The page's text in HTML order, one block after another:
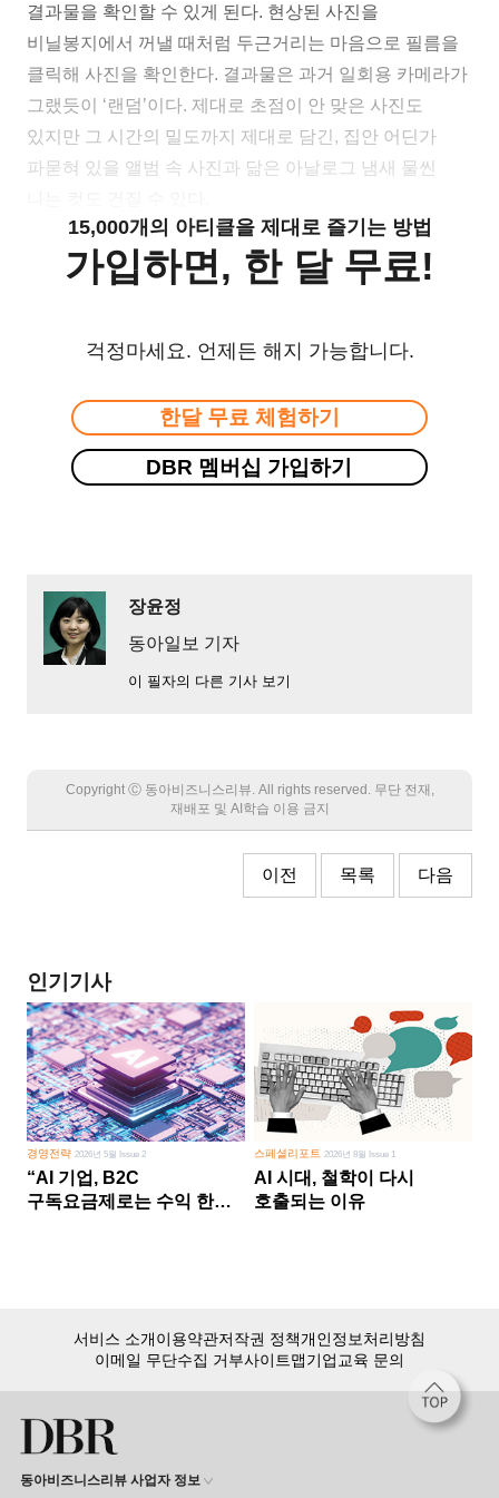
결과물을 확인할 수 있게 된다. 현상된 사진을
비닐봉지에서 꺼낼 때처럼 두근거리는 마음으로 필름을
클릭해 사진을 확인한다. 결과물은 과거 일회용 카메라가
그랬듯이 ‘랜덤’이다. 제대로 초점이 안 맞은 사진도
있지만 그 시간의 밀도까지 제대로 담긴, 집안 어딘가
파묻혀 있을 앨범 속 사진과 닮은 아날로그 냄새 물씬
15,000개의 아티클을 제대로 즐기는 방법
가입하면, 한 달 무료!
걱정마세요. 언제든 해지 가능합니다.
한달 무료 체험하기
DBR 멤버십 가입하기
장윤정
동아일보 기자
이 필자의 다른 기사 보기
Copyright Ⓒ 동아비즈니스리뷰. All rights reserved. 무단 전재,
재배포 및 AI학습 이용 금지
이전 목록 다음
인기기사
경영전략 2026년 5월 Issue 2
“AI 기업, B2C
구독요금제로는 수익 한계
스페셜리포트 2026년 8월 Issue 1
AI 시대, 철학이 다시
호출되는 이유
서비스 소개이용약관저작권 정책개인정보처리방침
이메일 무단수집 거부사이트맵기업교육 문의
동아비즈니스리뷰 사업자 정보